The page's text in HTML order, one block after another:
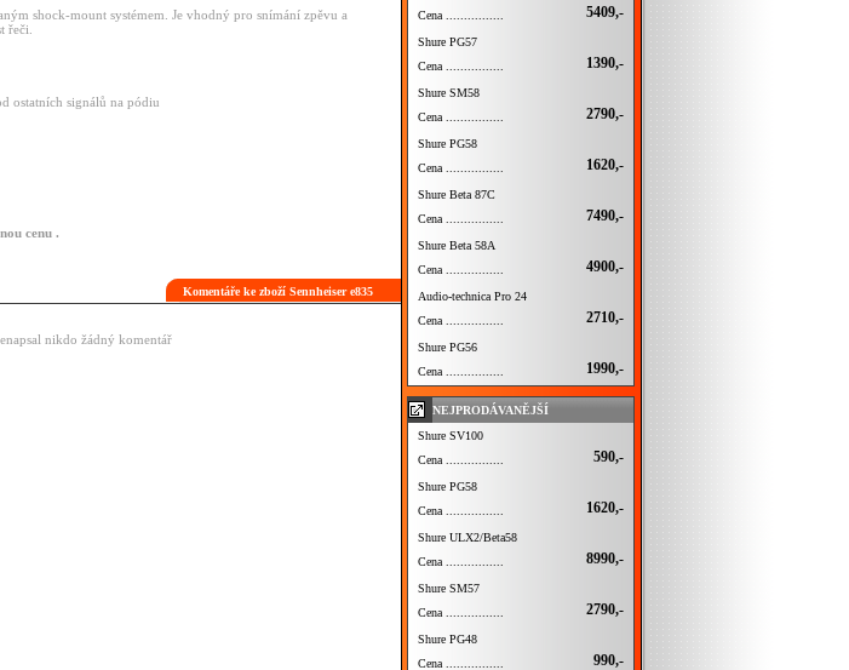
shock-mount systémem. Je vhodný pro snímání zpěvu a
řeči.
ostatních signálů na pódiu
cenu .
Komentáře ke zboží Sennheiser e835
nikdo žádný komentář
Cena ................
5409,-
Shure PG57
Cena ................
1390,-
Shure SM58
Cena ................
2790,-
Shure PG58
Cena ................
1620,-
Shure Beta 87C
Cena ................
7490,-
Shure Beta 58A
Cena ................
4900,-
Audio-technica Pro 24
Cena ................
2710,-
Shure PG56
Cena ................
1990,-
NEJPRODÁVANĚJŠÍ
Shure SV100
Cena ................
590,-
Shure PG58
Cena ................
1620,-
Shure ULX2/Beta58
Cena ................
8990,-
Shure SM57
Cena ................
2790,-
Shure PG48
Cena ................
990,-